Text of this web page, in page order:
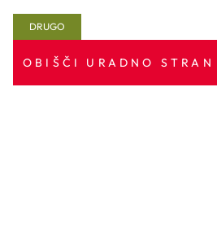
DRUGO
OBIŠČI URADNO STRAN